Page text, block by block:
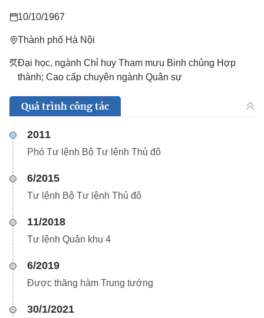
10/10/1967
Thành phố Hà Nội
Đại học, ngành Chỉ huy Tham mưu Binh chủng Hợp
thành; Cao cấp chuyên ngành Quân sự
Quá trình công tác
2011
Phó Tư lệnh Bộ Tư lệnh Thủ đô
6/2015
Tư lệnh Bộ Tư lệnh Thủ đô
11/2018
Tư lệnh Quân khu 4
6/2019
Được thăng hàm Trung tướng
30/1/2021